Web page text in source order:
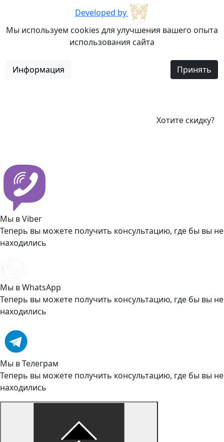
Developed by
Мы используем cookies для улучшения вашего опыта
использования сайта
Информация Принять
Хотите скидку?
Мы в Viber
Теперь вы можете получить консультацию, где бы вы не
находились
Мы в WhatsApp
Теперь вы можете получить консультацию, где бы вы не
находились
Мы в Телеграм
Теперь вы можете получить консультацию, где бы вы не
находились